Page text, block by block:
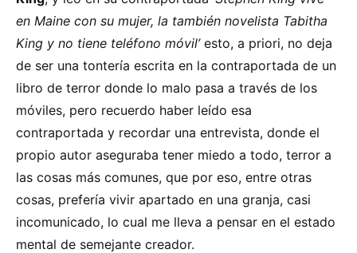
en Maine con su mujer, la también novelista Tabitha
King y no tiene teléfono móvil’ esto, a priori, no deja
de ser una tontería escrita en la contraportada de un
libro de terror donde lo malo pasa a través de los
móviles, pero recuerdo haber leído esa
contraportada y recordar una entrevista, donde el
propio autor aseguraba tener miedo a todo, terror a
las cosas más comunes, que por eso, entre otras
cosas, prefería vivir apartado en una granja, casi
incomunicado, lo cual me lleva a pensar en el estado
mental de semejante creador.